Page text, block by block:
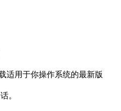
适用于你操作系统的最新版
。